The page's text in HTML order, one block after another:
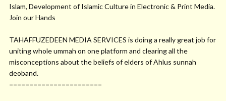
Islam, Development of Islamic Culture in Electronic & Print Media.
Join our Hands
TAHAFFUZEDEEN MEDIA SERVICES is doing a really great job for
uniting whole ummah on one platform and clearing all the
misconceptions about the beliefs of elders of Ahlus sunnah
deoband.
=======================